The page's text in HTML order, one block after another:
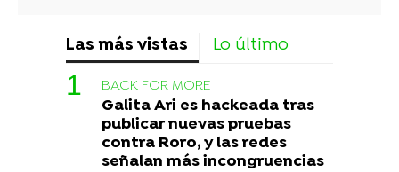
Las más vistas Lo último
BACK FOR MORE
Galita Ari es hackeada tras
publicar nuevas pruebas
contra Roro, y las redes
señalan más incongruencias